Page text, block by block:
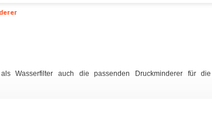
Wasserfilter auch die passenden Druckminderer für